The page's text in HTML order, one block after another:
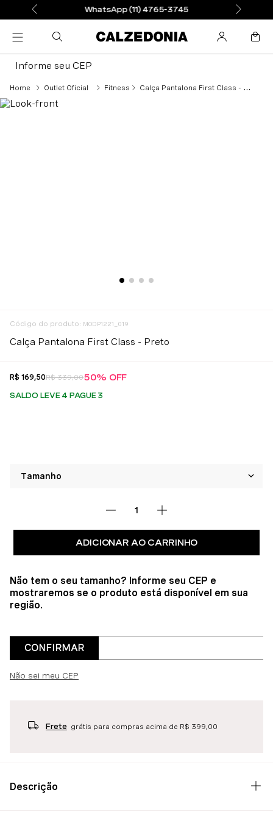
WhatsApp (11) 4765-3745
Informe seu CEP
Outlet Oficial Fitness Calça Pantalona First Class - Preto
: MODP1221_019
Calça Pantalona First Class - Preto
R$ 169,50R$ 339,0050% OFF
SALDO LEVE 4 PAGUE 3
ADICIONAR AO CARRINHO
Não tem o seu tamanho? Informe seu CEP e
mostraremos se o produto está disponível em sua
região.
CONFIRMAR
Não sei meu CEP
Frete grátis para compras acima de R$ 399,00
Descrição